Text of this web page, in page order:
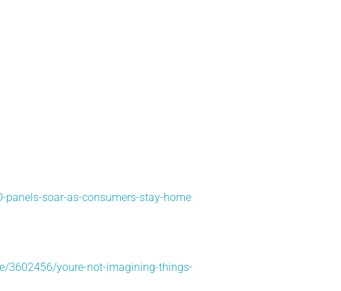
panels-soar-as-consumers-stay-home
3602456/youre-not-imagining-things-